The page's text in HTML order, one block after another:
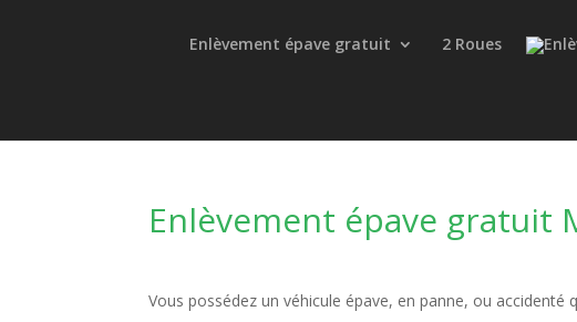
Enlèvement épave gratuit 2 Roues
Enlèvement épave gratuit
Vous possédez un véhicule épave, en panne, ou